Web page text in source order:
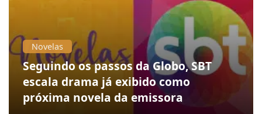
Novelas
Seguindo os passos da Globo, SBT
escala drama já exibido como
próxima novela da emissora